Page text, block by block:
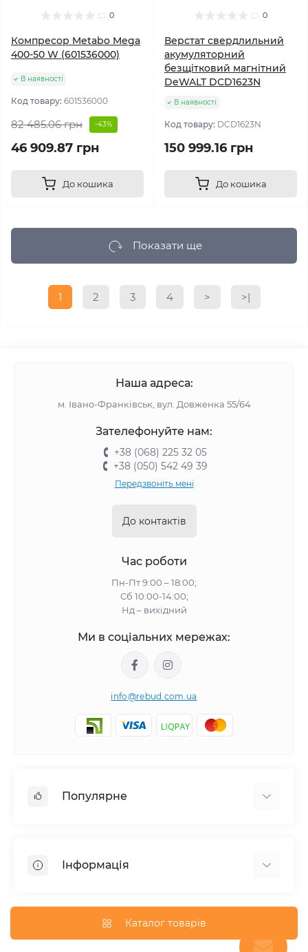
0
Компресор Metabo Mega
400-50 W (601536000)
В наявності
Код товару: 601536000
82 485.06 грн -43%
46 909.87 грн
До кошика
0
Верстат свердлильний
акумуляторний
безщітковий магнітний
DeWALT DCD1623N
В наявності
Код товару: DCD1623N
150 999.16 грн
До кошика
Показати ще
1 2 3 4 > >|
Наша адреса:
м. Івано-Франківськ, вул. Довженка 55/64
Зателефонуйте нам:
+38 (068) 225 32 05
+38 (050) 542 49 39
Передзвоніть мені
До контактів
Час роботи
Пн-Пт 9:00 – 18:00;
Сб 10:00-14:00;
Нд – вихідний
Ми в соціальних мережах:
info@rebud.com.ua
Популярне
Гіпсокартонні системи
Паркани та огорожі
Інформація
Оплата
Каталог товарів